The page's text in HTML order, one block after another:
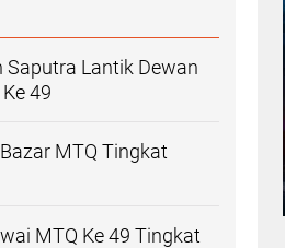
Saputra Lantik Dewan
49
MTQ Tingkat
MTQ Ke 49 Tingkat